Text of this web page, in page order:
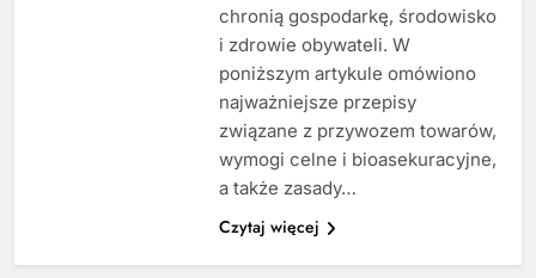
chronią gospodarkę, środowisko
i zdrowie obywateli. W
poniższym artykule omówiono
najważniejsze przepisy
związane z przywozem towarów,
wymogi celne i bioasekuracyjne,
a także zasady…
Czytaj więcej